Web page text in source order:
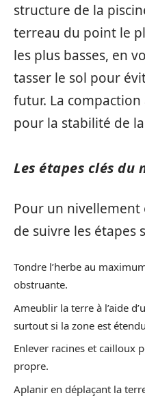
structure de la
terreau du point le
les plus basses, en
tasser le sol pour
futur. La
pour la stabilité de
Les étapes clés
Pour un nivellement
de suivre les étapes
Tondre l’herbe au
obstruante.
Ameublir la terre à l’aide
surtout si la zone est
Enlever racines et cailloux
propre.
Aplanir en déplaçant la